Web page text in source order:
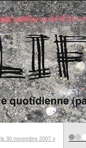
le 30 novembre 2007 »